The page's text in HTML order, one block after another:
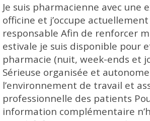
Je suis pharmacienne avec
officine et j’occupe
responsable Afin de renforcer
estivale je suis disponible pour
pharmacie (nuit, week-ends et
Sérieuse organisée et
l’environnement de travail et
professionnelle des patients
information complémentaire